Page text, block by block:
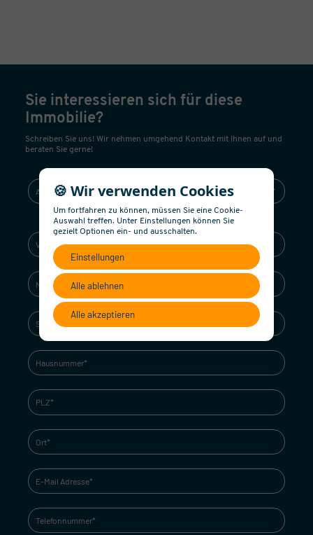
Sie interessieren sich für diese
Immobilie?
Schreiben Sie uns! Wir nehmen umgehend Kontakt mit Ihnen auf und
beraten Sie gerne!
🍪 Wir verwenden Cookies
Um fortfahren zu können, müssen Sie eine Cookie-
Auswahl treffen. Unter Einstellungen können Sie
gezielt Optionen ein- und ausschalten.
Einstellungen
Alle ablehnen
Alle akzeptieren